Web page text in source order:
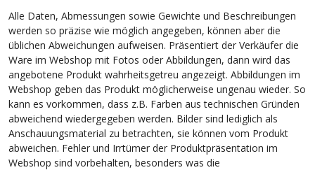
Alle Daten, Abmessungen sowie Gewichte und Beschreibungen
werden so präzise wie möglich angegeben, können aber die
üblichen Abweichungen aufweisen. Präsentiert der Verkäufer die
Ware im Webshop mit Fotos oder Abbildungen, dann wird das
angebotene Produkt wahrheitsgetreu angezeigt. Abbildungen im
Webshop geben das Produkt möglicherweise ungenau wieder. So
kann es vorkommen, dass z.B. Farben aus technischen Gründen
abweichend wiedergegeben werden. Bilder sind lediglich als
Anschauungsmaterial zu betrachten, sie können vom Produkt
abweichen. Fehler und Irrtümer der Produktpräsentation im
Webshop sind vorbehalten, besonders was die